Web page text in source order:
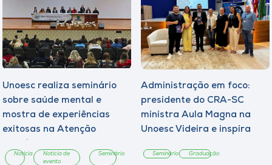
Unoesc realiza seminário
sobre saúde mental e
mostra de experiências
exitosas na Atenção
Notícia
Notícia de
evento
Seminário
Administração em foco:
presidente do CRA-SC
ministra Aula Magna na
Unoesc Videira e inspira
protagonismo profissional
Seminário Graduação